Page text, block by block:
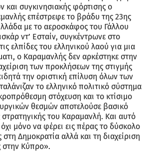
συγκινησιακής φόρτισης ο
επέστρεφε το βράδυ της 23ης
με το αεροσκάφος του Γάλλου
ντ’ Εσταίν, συγκέντρωνε στο
ελπίδες του ελληνικού λαού για μια
ο Καραμανλής δεν αρκέστηκε στην
των προκλήσεων της στιγμής
την οριστική επίλυση όλων των
το ελληνικό πολιτικό σύστημα
στόχευση και το κτίσιμο
θεσμών αποτελούσε βασικό
στρατηγικής του Καραμανλή. Και αυτό
μόνο να φέρει εις πέρας το δύσκολο
Δημοκρατία αλλά και τη διαχείριση
στην Κύπρο».